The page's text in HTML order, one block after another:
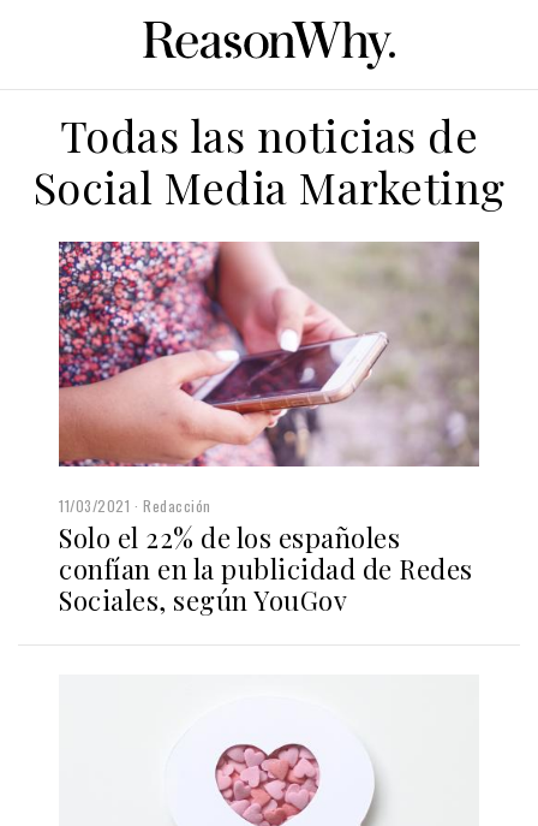
Todas las noticias de
Social Media Marketing
11/03/2021 Redacción
Solo el 22% de los españoles
confían en la publicidad de Redes
Sociales, según YouGov